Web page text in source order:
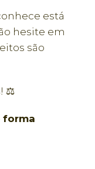
está
hesite em
são
⚖️
forma